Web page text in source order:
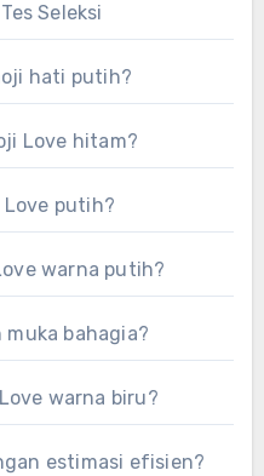
Seleksi
hati putih?
Love hitam?
putih?
warna putih?
bahagia?
warna biru?
estimasi efisien?